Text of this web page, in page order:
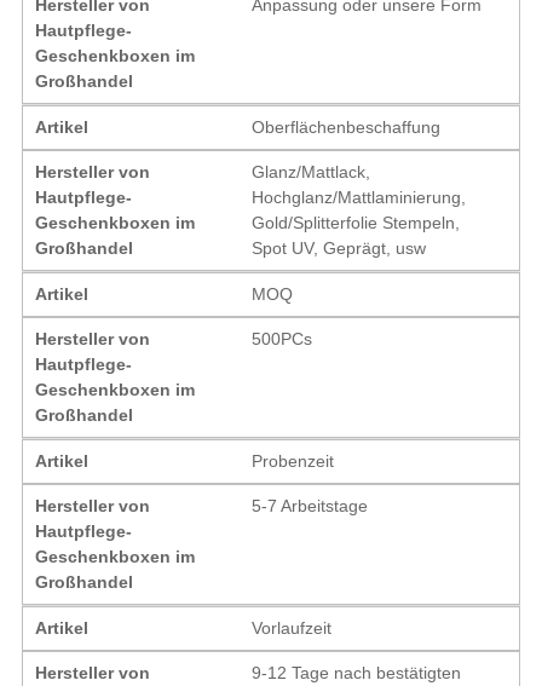
Hersteller von
Hautpflege-
Geschenkboxen im
Großhandel
Anpassung oder unsere Form
Artikel Oberflächenbeschaffung
Hersteller von
Hautpflege-
Geschenkboxen im
Großhandel
Glanz/Mattlack,
Hochglanz/Mattlaminierung,
Gold/Splitterfolie Stempeln,
Spot UV, Geprägt, usw
Artikel MOQ
Hersteller von
Hautpflege-
Geschenkboxen im
Großhandel
500PCs
Artikel Probenzeit
Hersteller von
Hautpflege-
Geschenkboxen im
Großhandel
5-7 Arbeitstage
Artikel Vorlaufzeit
Hersteller von 9-12 Tage nach bestätigten